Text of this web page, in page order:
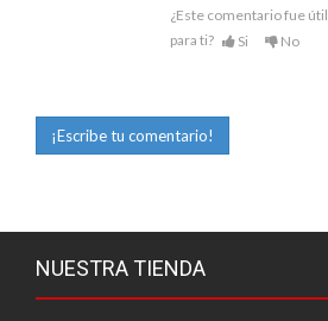
¿Este comentario fue útil
para ti?
Si No
¡Escribe tu comentario!
NUESTRA TIENDA